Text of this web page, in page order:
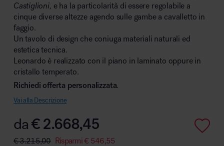
Area outdoor
Area hospitality
Castiglioni, e ha la particolarità di essere regolabile a
cinque diverse altezze agendo sulle gambe a cavalletto in
faggio.
Un tavolo di design che coniuga materiali naturali ed
estetica tecnica.
Leonardo è realizzato con il piano in laminato oppure in
cristallo temperato.
Richiedi offerta personalizzata.
Vai alla Descrizione
da€2.668,45
€3.215,00 Risparmi€ 546,55